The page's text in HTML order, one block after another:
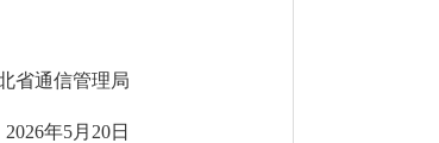
省通信管理局
2026年5月20日